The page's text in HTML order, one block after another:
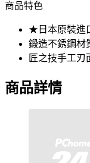
商品特色
★日本原裝進
鍛造不銹鋼材
匠之技手工刃
商品詳情